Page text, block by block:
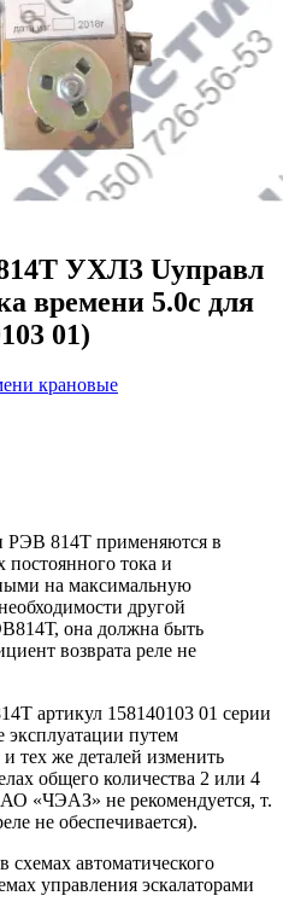
УХЛ3 Uуправл
времени 5.0с для
01)
крановые
РЭВ 814Т применяются в
постоянного тока и
на максимальную
другой
она должна быть
возврата реле не
артикул 158140103 01 серии
путем
тех же деталей изменить
общего количества 2 или 4
«ЧЭАЗ» не рекомендуется, т.
не обеспечивается).
автоматического
управления эскалаторами